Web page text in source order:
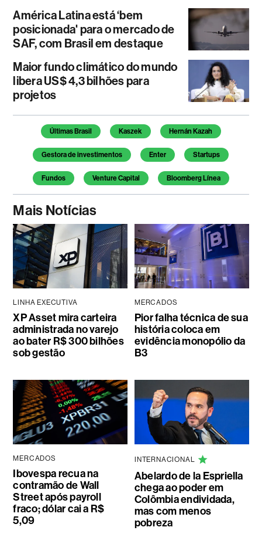
América Latina está ‘bem
posicionada' para o mercado de
SAF, com Brasil em destaque
Maior fundo climático do mundo
libera US$ 4,3 bilhões para
projetos
Temas deste artigo
Últimas Brasil Kaszek Hernán Kazah
Gestora de investimentos Enter Startups
Fundos Venture Capital Bloomberg Línea
Mais Notícias
LINHA EXECUTIVA
XP Asset mira carteira
administrada no varejo
ao bater R$ 300 bilhões
sob gestão
MERCADOS
Pior falha técnica de sua
história coloca em
evidência monopólio da
B3
MERCADOS
Ibovespa recua na
contramão de Wall
Street após payroll
fraco; dólar cai a R$
5,09
INTERNACIONAL
Abelardo de la Espriella
chega ao poder em
Colômbia endividada,
mas com menos
pobreza